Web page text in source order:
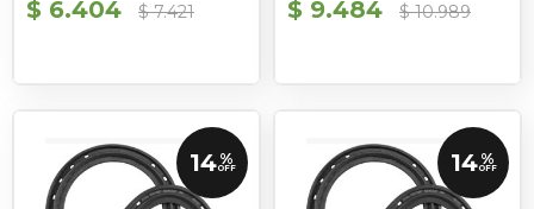
$ 6.404 $ 7.421 $ 9.484 $ 10.989
14 %
OFF 14 %
OFF